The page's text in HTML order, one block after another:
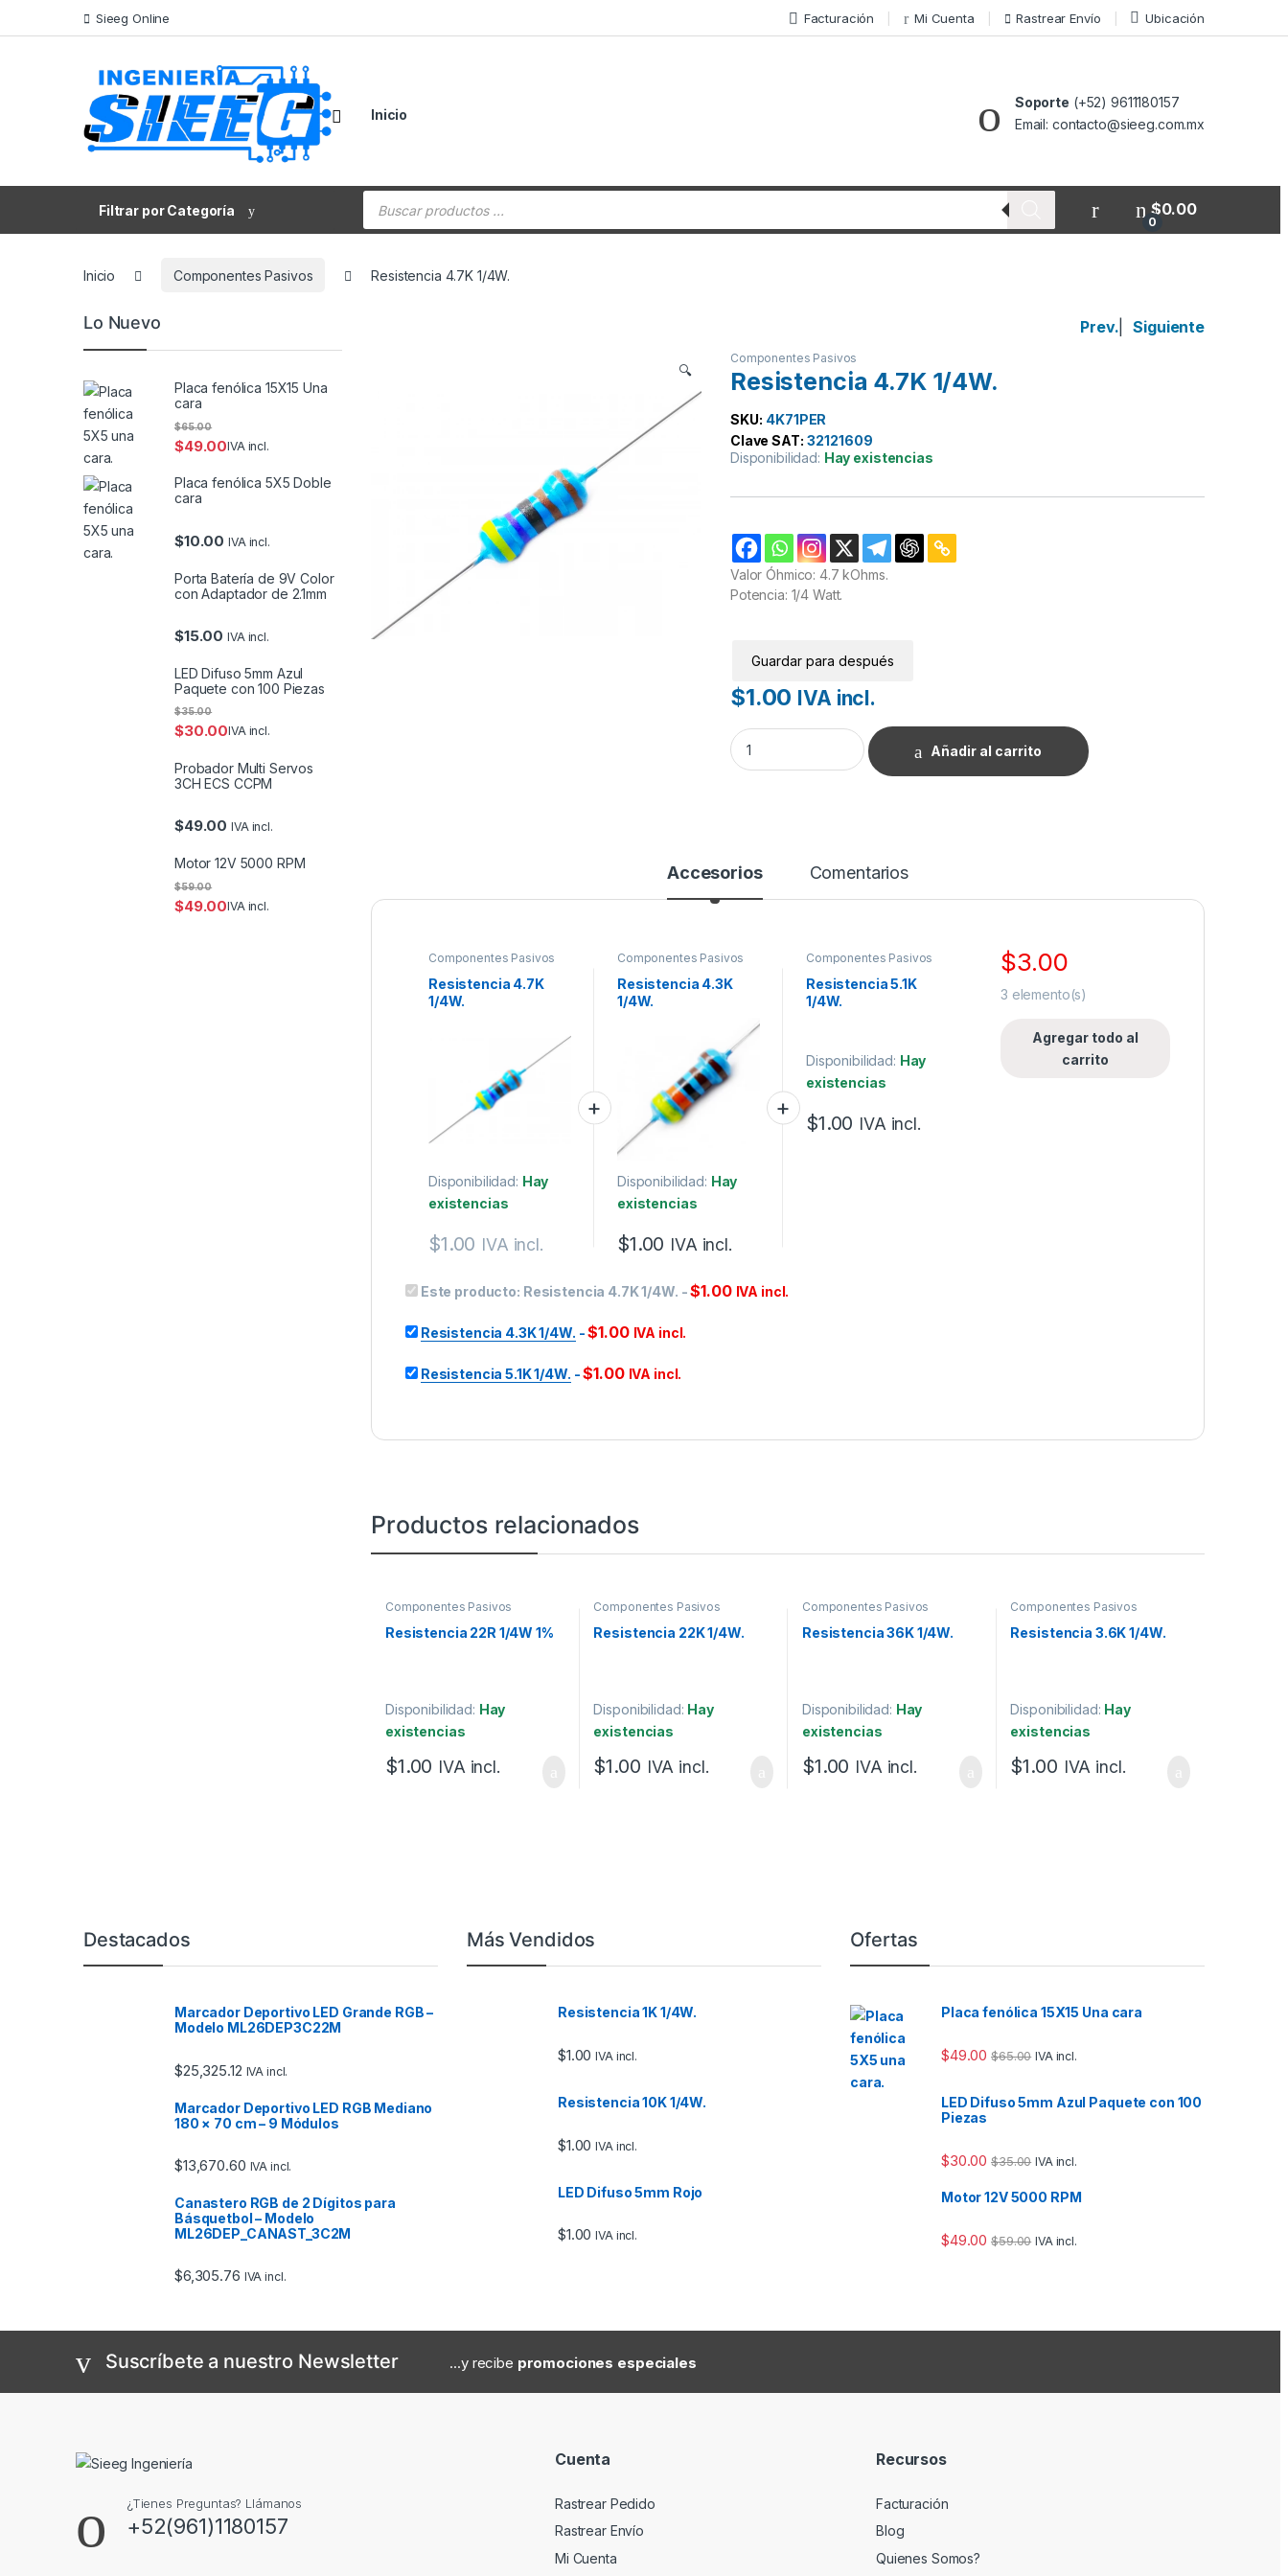
Sieeg Online Facturación Mi Cuenta Rastrear Envío Ubicación
Inicio
Soporte (+52) 9611180157
Email: contacto@sieeg.com.mx
Filtrar por Categoría
Búsqueda de productos
0
$0.00
Inicio Componentes Pasivos Resistencia 4.7K 1/4W.
Prev. Siguiente
🔍
Componentes Pasivos
Resistencia 4.7K 1/4W.
SKU: 4K71PER
Clave SAT: 32121609
Disponibilidad: Hay existencias
Valor Óhmico: 4.7 kOhms.
Potencia: 1/4 Watt.
Guardar para después
$1.00 IVA incl.
Resistencia 4.7K 1/4W. cantidad
Añadir al carrito
Accesorios Comentarios
Componentes Pasivos
Resistencia 4.7K
1/4W.
Disponibilidad: Hay
existencias
$1.00 IVA incl.
Componentes Pasivos
Resistencia 4.3K
1/4W.
Disponibilidad: Hay
existencias
$1.00 IVA incl.
Componentes Pasivos
Resistencia 5.1K
1/4W.
Disponibilidad: Hay
existencias
$1.00 IVA incl.
Este producto: Resistencia 4.7K 1/4W. -$1.00 IVA incl.
Resistencia 4.3K 1/4W. -$1.00 IVA incl.
Resistencia 5.1K 1/4W. -$1.00 IVA incl.
$3.00
3 elemento(s)
Agregar todo al
carrito
Productos relacionados
Componentes Pasivos
Resistencia 22R 1/4W 1%
Disponibilidad: Hay
existencias
$1.00 IVA incl.
Componentes Pasivos
Resistencia 22K 1/4W.
Disponibilidad: Hay
existencias
$1.00 IVA incl.
Componentes Pasivos
Resistencia 36K 1/4W.
Disponibilidad: Hay
existencias
$1.00 IVA incl.
Componentes Pasivos
Resistencia 3.6K 1/4W.
Disponibilidad: Hay
existencias
$1.00 IVA incl.
Lo Nuevo
Placa fenólica 15X15 Una
cara
$49.00
$65.00
IVA incl.
Placa fenólica 5X5 Doble
cara
$10.00 IVA incl.
Porta Batería de 9V Color
con Adaptador de 2.1mm
$15.00 IVA incl.
LED Difuso 5mm Azul
Paquete con 100 Piezas
$30.00
$35.00
IVA incl.
Probador Multi Servos
3CH ECS CCPM
$49.00 IVA incl.
Motor 12V 5000 RPM
$49.00
$59.00
IVA incl.
Marcas De Carrusel
Destacados
Marcador Deportivo LED Grande RGB –
Modelo ML26DEP3C22M
$25,325.12 IVA incl.
Marcador Deportivo LED RGB Mediano
180 × 70 cm – 9 Módulos
$13,670.60 IVA incl.
Canastero RGB de 2 Dígitos para
Básquetbol – Modelo
ML26DEP_CANAST_3C2M
$6,305.76 IVA incl.
Más Vendidos
Resistencia 1K 1/4W.
$1.00 IVA incl.
Resistencia 10K 1/4W.
$1.00 IVA incl.
LED Difuso 5mm Rojo
$1.00 IVA incl.
Ofertas
Placa fenólica 15X15 Una cara
$49.00 $65.00 IVA incl.
LED Difuso 5mm Azul Paquete con 100
Piezas
$30.00 $35.00 IVA incl.
Motor 12V 5000 RPM
$49.00 $59.00 IVA incl.
Suscríbete a nuestro Newsletter ...y recibe promociones especiales
¿Tienes Preguntas? Llámanos
+52(961)1180157
Cuenta
Rastrear Pedido
Rastrear Envío
Mi Cuenta
Recursos
Facturación
Blog
Quienes Somos?